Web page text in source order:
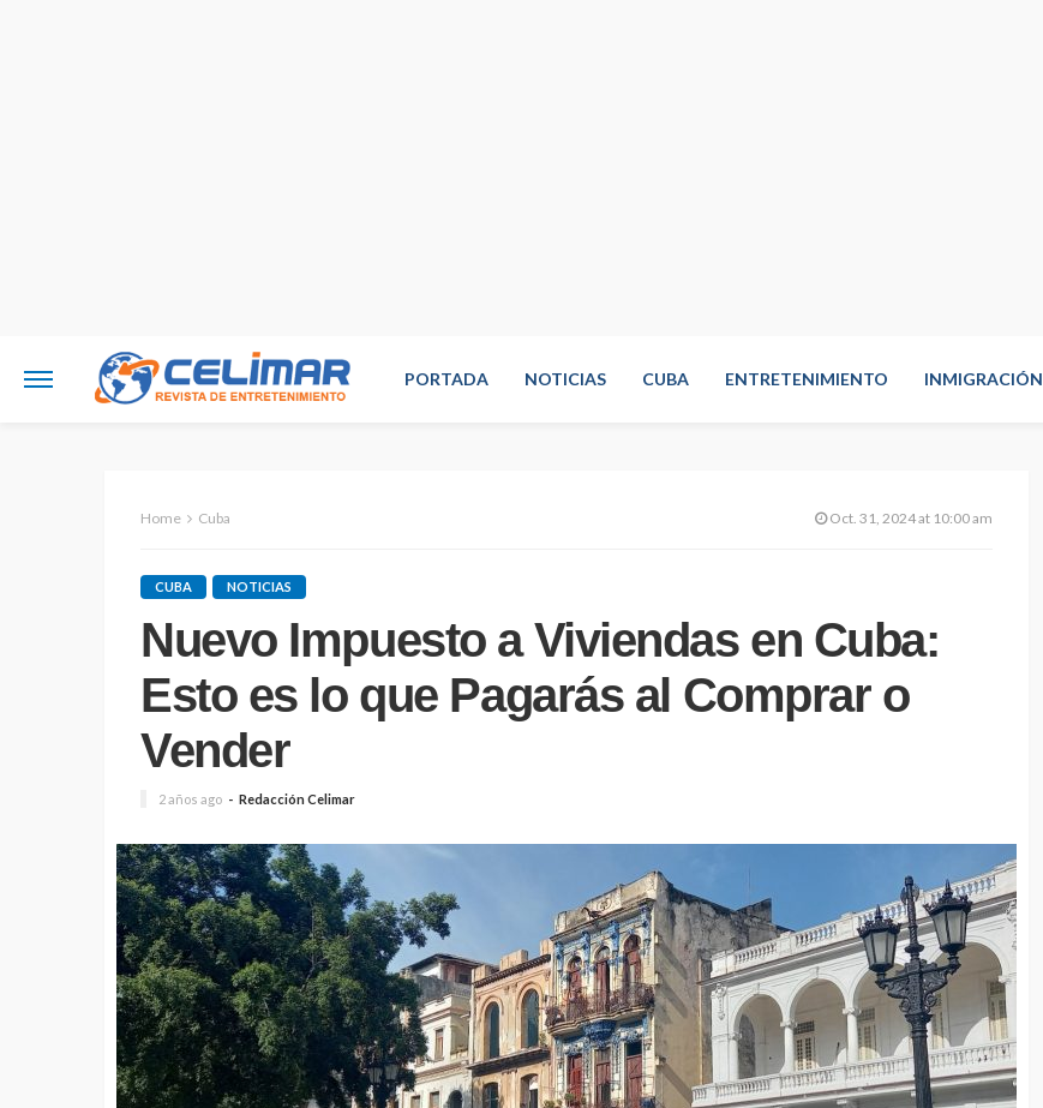
PORTADA NOTICIAS CUBA ENTRETENIMIENTO INMIGRACIÓN
Home Cuba Oct. 31, 2024 at 10:00 am
CUBA NOTICIAS
Nuevo Impuesto a Viviendas en Cuba:
Esto es lo que Pagarás al Comprar o
Vender
2 años ago Redacción Celimar